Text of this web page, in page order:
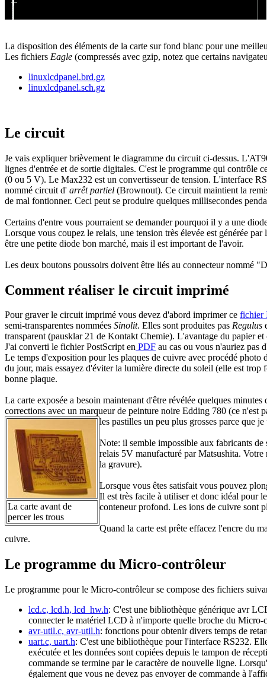
La disposition des éléments de la carte sur fond blanc pour une
Les fichiers Eagle (compressés avec gzip, notez que certains
linuxlcdpanel.brd.gz
linuxlcdpanel.sch.gz
Le circuit
Je vais expliquer brièvement le diagramme du circuit ci-dessus.
lignes d'entrée et de sortie digitales. C'est le programme qui contrôle
(0 ou 5 V). Le Max232 est un convertisseur de tension. L'interface
nommé circuit d' arrêt partiel (Brownout). Ce circuit maintient la
de mal fontionner. Ceci peut se produire quelques millisecondes
Certains d'entre vous pourraient se demander pourquoi il y a une
Lorsque vous coupez le relais, une tension très élevée est générée
être une petite diode bon marché, mais il est important de l'avoir.
Les deux boutons poussoirs doivent être liés au connecteur nommé
Comment réaliser le circuit imprimé
Pour graver le circuit imprimé vous devez d'abord imprimer ce fichier
semi-transparentes nommées Sinolit. Elles sont produites pas Regulus
transparent (pausklar 21 de Kontakt Chemie). L'avantage du papier
J'ai converti le fichier PostScript en PDF au cas ou vous n'auriez pas
Le temps d'exposition pour les plaques de cuivre avec procédé
du jour, mais essayez d'éviter la lumière directe du soleil (elle est
bonne plaque.
La carte exposée a besoin maintenant d'être révélée quelques
corrections avec un marqueur de peinture noire Edding 780 (ce n'est
les pastilles un peu plus grosses parce que
La carte avant de
percer les trous
Note: il semble impossible aux fabricants
relais 5V manufacturé par Matsushita.
la gravure).
Lorsque vous êtes satisfait vous pouvez
Il est très facile à utiliser et donc idéal pour
conteneur profond. Les ions de cuivre sont
Quand la carte est prête effacez l'encre du
cuivre.
Le programme du Micro-contrôleur
Le programme pour le Micro-contrôleur se compose des fichiers
lcd.c, lcd.h, lcd_hw.h: C'est une bibliothèque générique avr
connecter le matériel LCD à n'importe quelle broche du
avr-util.c, avr-util.h: fonctions pour obtenir divers temps de
uart.c, uart.h: C'est une bibliothèque pour l'interface RS232.
exécutée et les données sont copiées depuis le tampon de
commande se termine par le caractère de nouvelle ligne.
également que vous ne devez pas envoyer de commande à